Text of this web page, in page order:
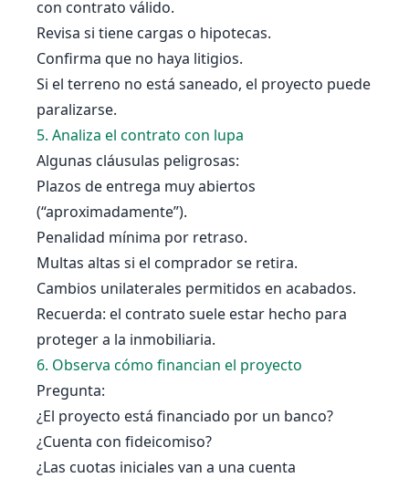
con contrato válido.
Revisa si tiene cargas o hipotecas.
Confirma que no haya litigios.
Si el terreno no está saneado, el proyecto puede
paralizarse.
5. Analiza el contrato con lupa
Algunas cláusulas peligrosas:
Plazos de entrega muy abiertos
(“aproximadamente”).
Penalidad mínima por retraso.
Multas altas si el comprador se retira.
Cambios unilaterales permitidos en acabados.
Recuerda: el contrato suele estar hecho para
proteger a la inmobiliaria.
6. Observa cómo financian el proyecto
Pregunta:
¿El proyecto está financiado por un banco?
¿Cuenta con fideicomiso?
¿Las cuotas iniciales van a una cuenta